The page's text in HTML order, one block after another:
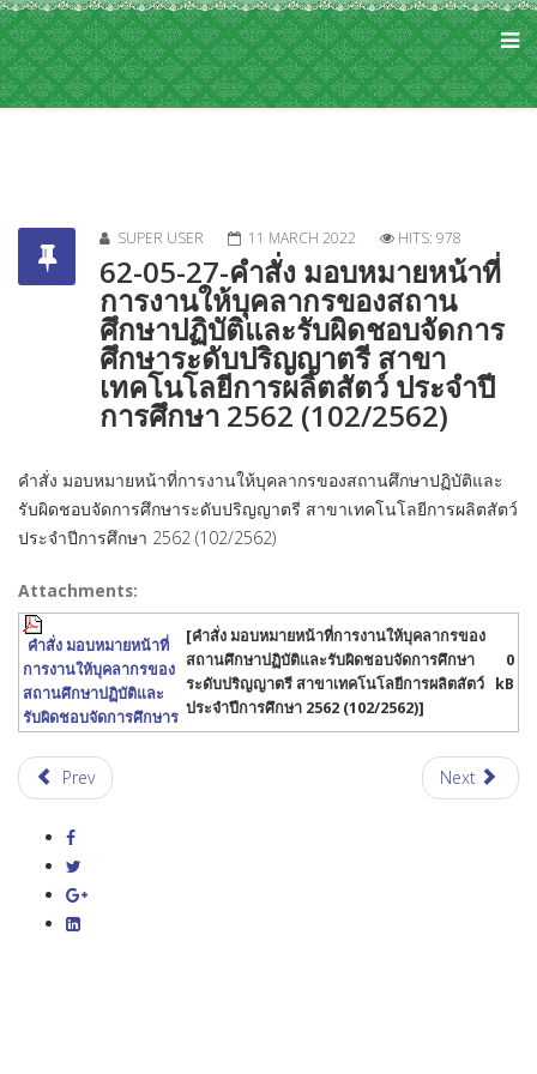
SUPER USER 11 MARCH 2022 HITS: 978
62-05-27-คำสั่ง มอบหมายหน้าที่
การงานให้บุคลากรของสถาน
ศึกษาปฏิบัติและรับผิดชอบจัดการ
ศึกษาระดับปริญญาตรี สาขา
เทคโนโลยีการผลิตสัตว์ ประจำปี
การศึกษา 2562 (102/2562)
คำสั่ง มอบหมายหน้าที่การงานให้บุคลากรของสถานศึกษาปฏิบัติและ
รับผิดชอบจัดการศึกษาระดับปริญญาตรี สาขาเทคโนโลยีการผลิตสัตว์
ประจำปีการศึกษา 2562 (102/2562)
Attachments:
คำสั่ง มอบหมายหน้าที่
การงานให้บุคลากรของ
สถานศึกษาปฏิบัติและ
รับผิดชอบจัดการศึกษาร
[คำสั่ง มอบหมายหน้าที่การงานให้บุคลากรของ
สถานศึกษาปฏิบัติและรับผิดชอบจัดการศึกษา
ระดับปริญญาตรี สาขาเทคโนโลยีการผลิตสัตว์
ประจำปีการศึกษา 2562 (102/2562)]
0
kB
Prev Next